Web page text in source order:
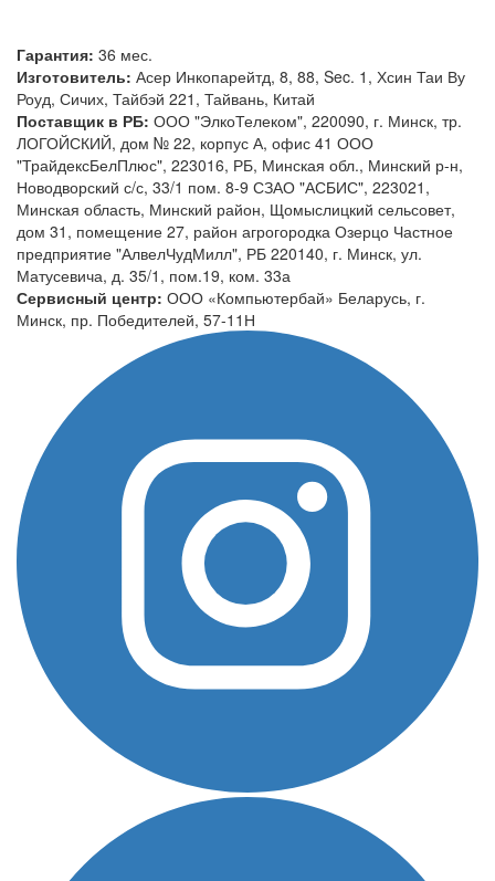
Гарантия: 36 мес.
Изготовитель: Асер Инкопарейтд, 8, 88, Sec. 1, Хсин Таи Ву
Роуд, Сичих, Тайбэй 221, Тайвань, Китай
Поставщик в РБ: ООО "ЭлкоТелеком", 220090, г. Минск, тр.
ЛОГОЙСКИЙ, дом № 22, корпус А, офис 41 ООО
"ТрайдексБелПлюс", 223016, РБ, Минская обл., Минский р-н,
Новодворский с/с, 33/1 пом. 8-9 СЗАО "АСБИС", 223021,
Минская область, Минский район, Щомыслицкий сельсовет,
дом 31, помещение 27, район агрогородка Озерцо Частное
предприятие "АлвелЧудМилл", РБ 220140, г. Минск, ул.
Матусевича, д. 35/1, пом.19, ком. 33а
Сервисный центр: ООО «Компьютербай» Беларусь, г.
Минск, пр. Победителей, 57-11Н